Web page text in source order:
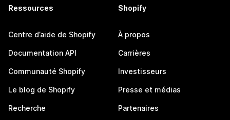
Ressources
Centre d’aide de Shopify
Documentation API
Communauté Shopify
Le blog de Shopify
Recherche
Shopify
À propos
Carrières
Investisseurs
Presse et médias
Partenaires